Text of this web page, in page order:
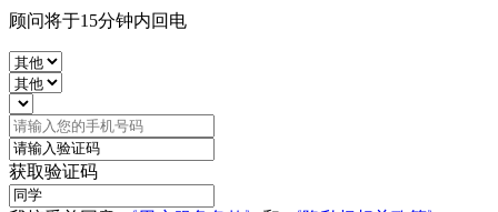
顾问将于15分钟内回电
获取验证码